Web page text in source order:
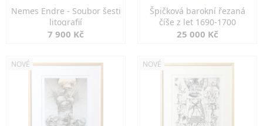
Nemes Endre - Soubor šesti
litografií
7 900 Kč
Špičková barokní řezaná
číše z let 1690-1700
25 000 Kč
NOVÉ NOVÉ